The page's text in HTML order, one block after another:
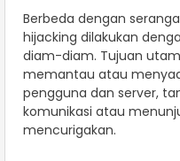
Berbeda dengan
hijacking dilakukan
diam-diam. Tujuan
memantau atau
pengguna dan server,
komunikasi atau
mencurigakan.